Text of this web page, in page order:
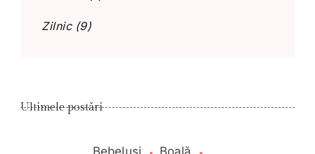
Zilnic(9)
Ultimele postări